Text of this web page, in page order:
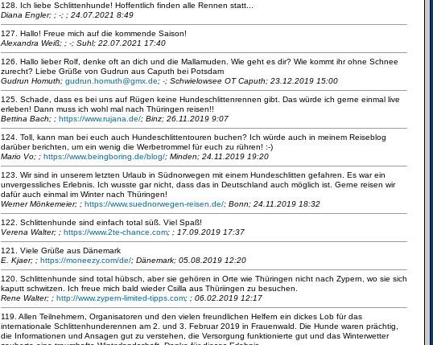
128. Ich liebe Schlittenhunde! Hoffentlich finden alle Rennen statt...
Diana Engler; ; -; ; 24.07.2021 8:49
127. Hallo! Freue mich auf die kommende Saison!
Alexandra Weiß; ; -; Suhl; 22.07.2021 17:40
126. Hallo lieber Rolf, denke oft an dich und die Mallamuden. Wie geht es dir? Wie kommt ihr ohne Schnee
zurecht? Liebe Grüße von Gudrun aus Caputh bei Potsdam
Gudrun Homuth; gudrun.homuth@gmx.de; -; Schwielowsee OT Caputh; 23.12.2019 15:00
125. Schade, dass es bei uns auf Rügen keine Hundeschlittenrennen gibt. Das würde ich gerne einmal live
erleben! Dann muss ich wohl mal nach Thüringen reisen!!
Bettina Bach; ; https://www.rujana.de/; Binz; 26.11.2019 9:07
124. Toll, kann man bei euch auch Hundeschlittentouren buchen? Ich würde auch in meinem Reiseblog
darüber berichten, um ein wenig die Werbetrommel für euch zu rühren! :-)
Mario Vo; ; https://www.beingboring.de/blog/; Minden; 24.11.2019 19:20
123. Wir sind in unserem letzten Urlaub in Südnorwegen mit einem Hundeschlitten gefahren. Es war ein
unvergessliches Erlebnis. Ich wusste gar nicht, dass das in Deutschland auch möglich ist. Gerne reisen wir
dafür auch einmal im Winter nach Thüringen!
Werner Mönkemeier; ; https://www.suednorwegen-reisen.de/; Bonn; 24.11.2019 18:32
122. Schlittenhunde sind einfach total süß. Viel Spaß!
Verena Walter; ; https://www.2te-chance.com; ; 17.09.2019 17:37
121. Viele Grüße aus Dänemark
E. Kjaer; ; https://moneezy.com/de/; Dänemark; 05.08.2019 12:20
120. Schlittenhunde sind total hübsch, aber sie gehören in Orte wie Thüringen nicht nach Zypern, wo sie sich
kaputt schwitzen. Ich freue mich bald wieder Csilla aus Thüriingen zu besuchen.
Rene Walter; ; http://www.zypern-limited-tipps.com; ; 06.02.2019 12:17
119. Allen Teilnehmern, Organisatoren und den vielen freundlichen Helfern ein dickes Lob für das
internationale Schlittenhunderennen am 2. und 3. Februar 2019 in Frauenwald. Die Hunde waren prächtig,
die Informationen und Ansagen gut zu verstehen, die Versorgung funktionierte gut und das Winterwetter